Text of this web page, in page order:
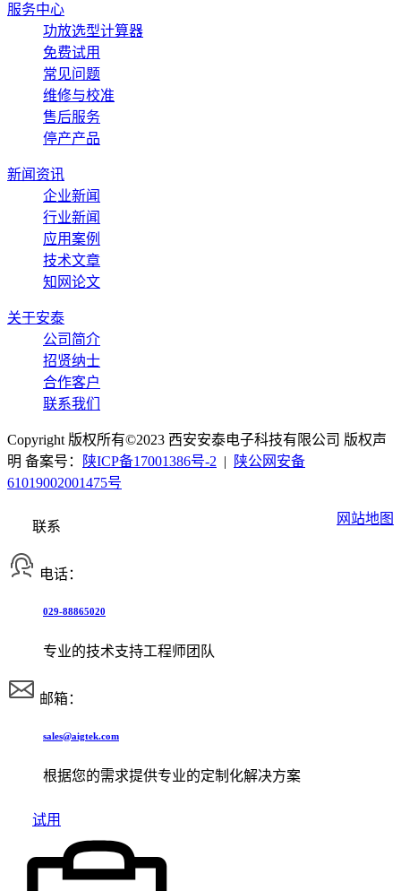
服务中心
功放选型计算器
免费试用
常见问题
维修与校准
售后服务
停产产品
新闻资讯
企业新闻
行业新闻
应用案例
技术文章
知网论文
关于安泰
公司简介
招贤纳士
合作客户
联系我们
Copyright 版权所有©2023 西安安泰电子科技有限公司 版权声
明 备案号：
陕ICP备17001386号-2 |
陕公网安备
61019002001475号
网站地图
联系
电话：
029-88865020
专业的技术支持工程师团队
邮箱：
sales@aigtek.com
根据您的需求提供专业的定制化解决方案
试用